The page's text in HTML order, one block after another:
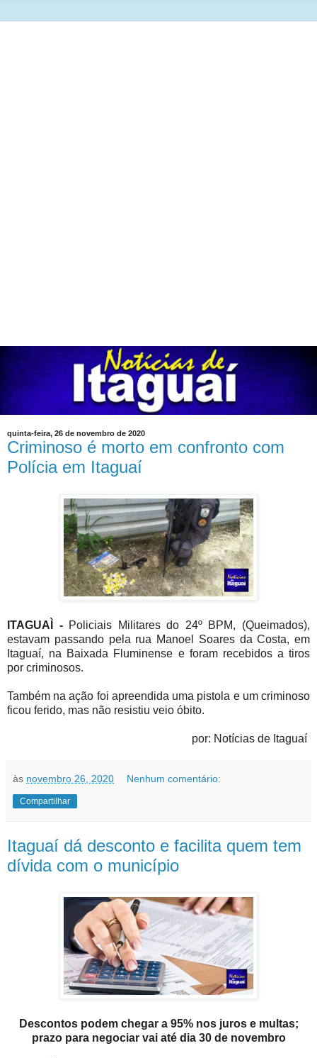
quinta-feira, 26 de novembro de 2020
Criminoso é morto em confronto com
Polícia em Itaguaí
ITAGUAÌ - Policiais Militares do 24º BPM, (Queimados),
estavam passando pela rua Manoel Soares da Costa, em
Itaguaí, na Baixada Fluminense e foram recebidos a tiros
por criminosos.
Também na ação foi apreendida uma pistola e um criminoso
ficou ferido, mas não resistiu veio óbito.
por: Notícias de Itaguaí
às novembro 26, 2020 Nenhum comentário:
Compartilhar
Itaguaí dá desconto e facilita quem tem
dívida com o município
Descontos podem chegar a 95% nos juros e multas;
prazo para negociar vai até dia 30 de novembro